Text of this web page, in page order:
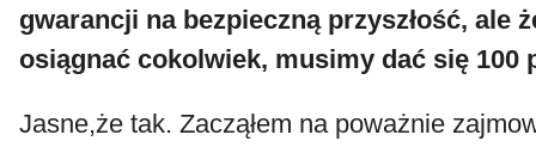
gwarancji na bezpieczną przyszłość, ale
osiągnać cokolwiek, musimy dać się 100
Jasne,że tak. Zacząłem na poważnie